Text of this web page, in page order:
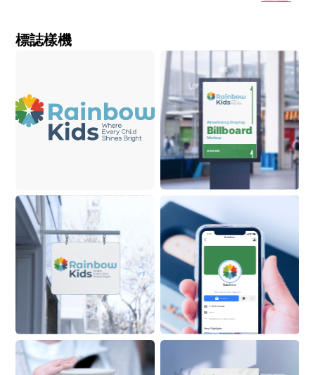
標誌樣機
Advertising Display
Billboard
Mockup
ON BUILDING
Stroy Highlights
9:41
Rainbow
Rainbow
New playground. Same kid.
2.3M Followers
Actor
See Rainbow ’s About Info
Follow